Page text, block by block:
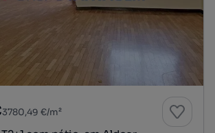
3780,49 €/m²